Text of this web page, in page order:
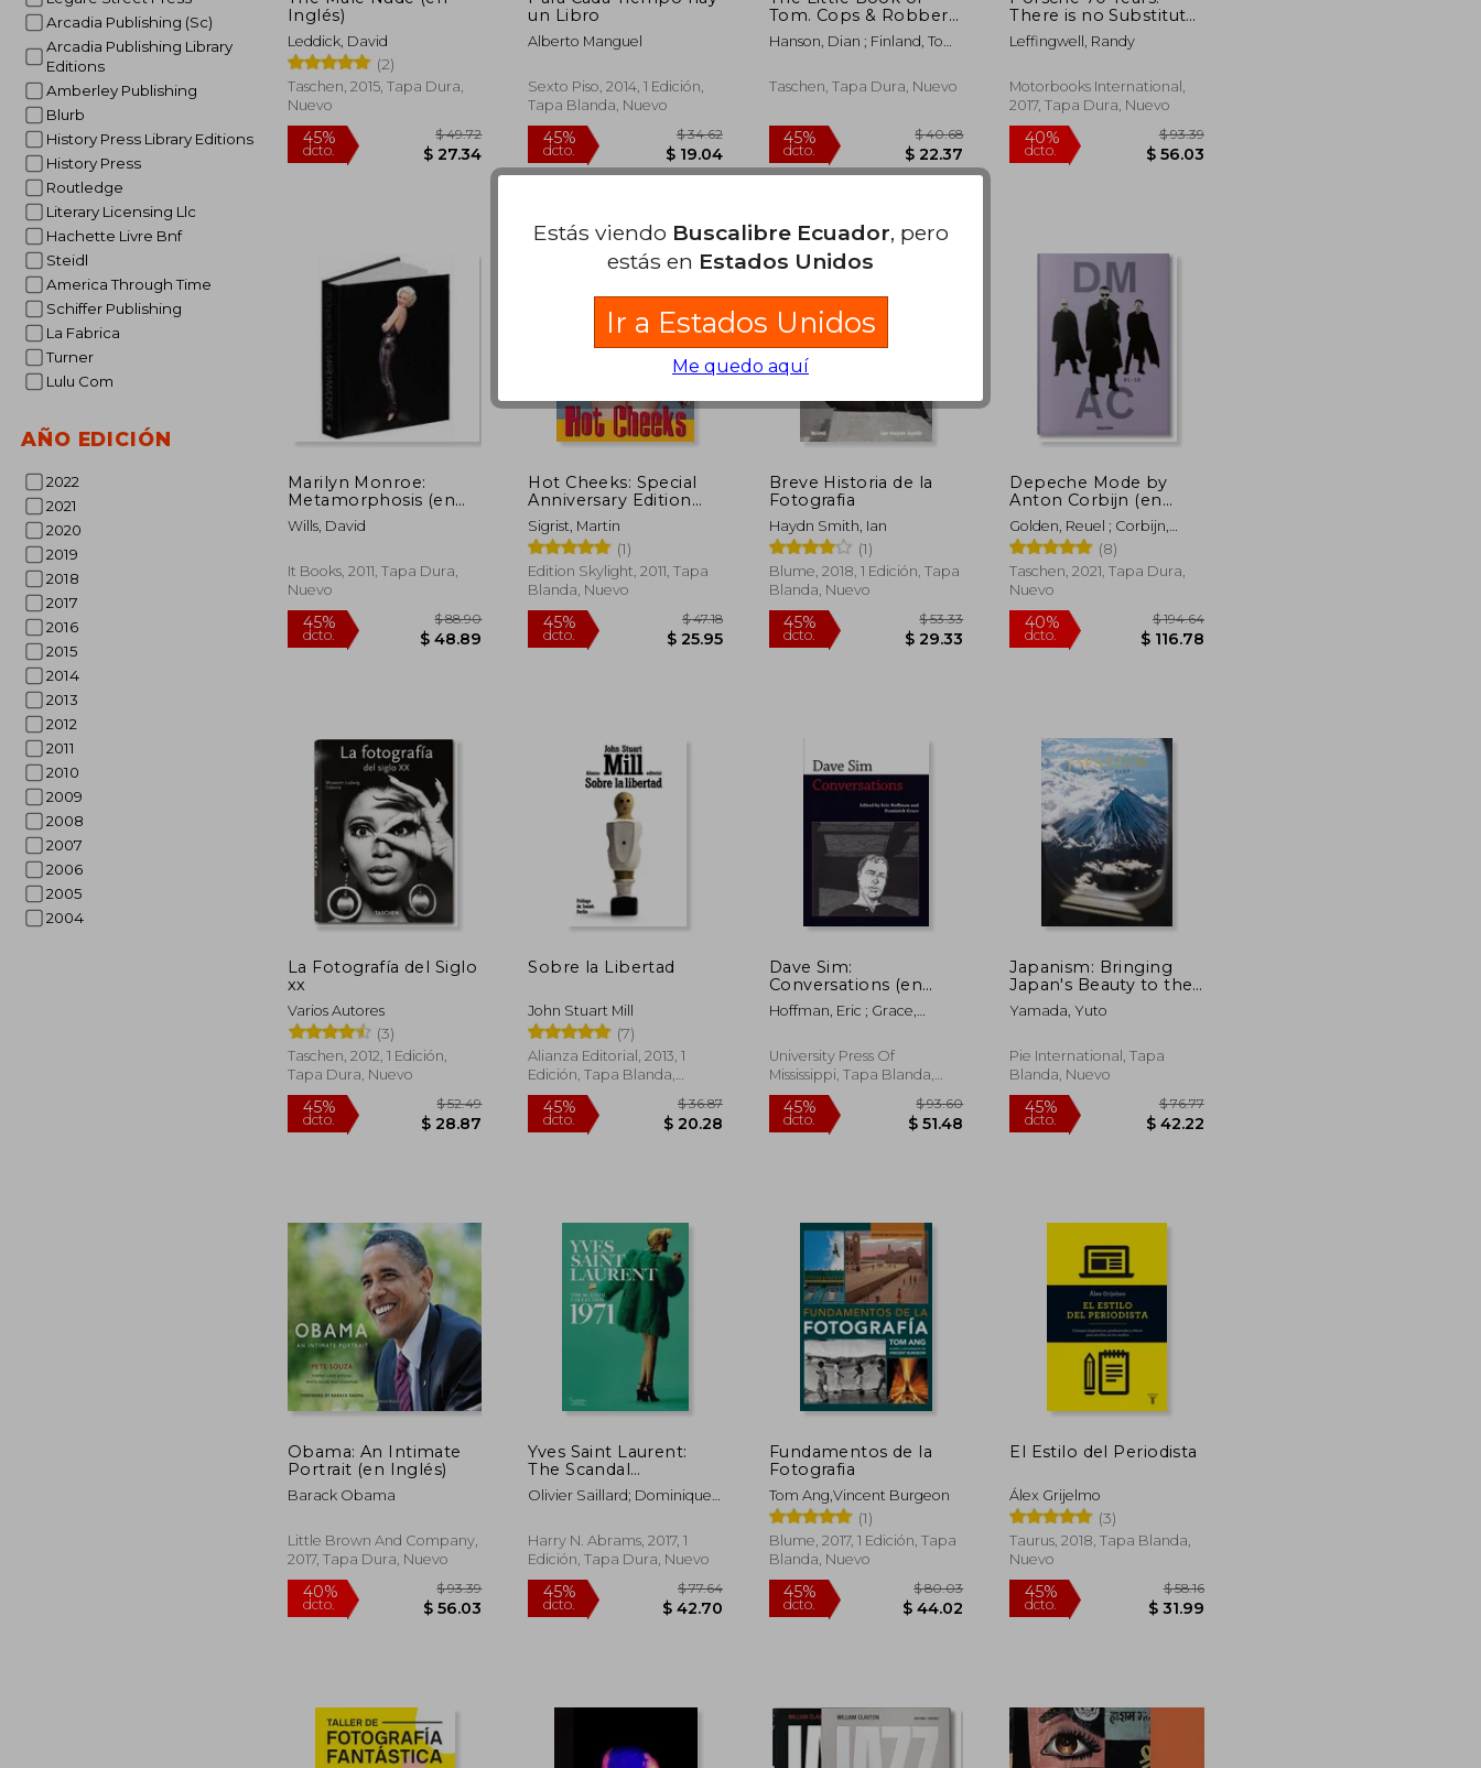
Arcadia Publishing (Sc)
Arcadia Publishing Library
Editions
Amberley Publishing
Blurb
History Press Library Editions
History Press
Routledge
Literary Licensing Llc
Hachette Livre Bnf
Steidl
America Through Time
Schiffer Publishing
La Fabrica
Turner
Lulu Com
AÑO EDICIÓN
2022
2021
2020
2019
2018
2017
2016
2015
2014
2013
2012
2011
2010
2009
2008
2007
2006
2005
2004
Inglés)
Leddick, David
(2)
Taschen, 2015, Tapa Dura,
Nuevo
$ 27.34
un Libro
Alberto Manguel
Sexto Piso, 2014, 1 Edición,
Tapa Blanda, Nuevo
dcto. $ 19.04
Tom. Cops & Robbers
(libro en Inglés
Francés Alemán) (en
Hanson, Dian ; Finland, Tom
Taschen, Tapa Dura, Nuevo
dcto.
There is no Substitute
(en Inglés)
Leffingwell, Randy
Motorbooks International,
2017, Tapa Dura, Nuevo
Marilyn Monroe:
Metamorphosis (en
Inglés)
Wills, David
It Books, 2011, Tapa Dura,
Nuevo
45%
Hot Cheeks: Special
Anniversary Edition
(en Inglés)
Sigrist, Martin
(1)
Edition Skylight, 2011, Tapa
Blanda, Nuevo
45%
Breve Historia de la
Fotografia
Haydn Smith, Ian
(1)
Blume, 2018, 1 Edición, Tapa
Blanda, Nuevo
45% $ 53.33
Depeche Mode by
Anton Corbijn (en
Inglés)
Golden, Reuel ; Corbijn,
Anton
(8)
Taschen, 2021, Tapa Dura,
Nuevo
40%
La Fotografía del Siglo
xx
Varios Autores
(3)
Taschen, 2012, 1 Edición,
Tapa Dura, Nuevo
45%
dcto.
$ 52.49
$ 28.87
Sobre la Libertad
John Stuart Mill
(7)
Alianza Editorial, 2013, 1
Edición, Tapa Blanda,
Nuevo
45%
dcto.
$ 36.87
$ 20.28
Dave Sim:
Conversations (en
Inglés)
Hoffman, Eric ; Grace,
University Press Of
Mississippi, Tapa Blanda,
Nuevo
dcto. $ 51.48
Japanism: Bringing
Japan's Beauty to the
World (en Inglés)
Yamada, Yuto
Pie International, Tapa
Blanda, Nuevo
Obama: An Intimate
Portrait (en Inglés)
Barack Obama
Little Brown And Company,
2017, Tapa Dura, Nuevo
Yves Saint Laurent:
The Scandal
Collection, 1971 (en
Inglés)
Olivier Saillard; Dominique
Harry N. Abrams, 2017, 1
Edición, Tapa Dura, Nuevo
Fundamentos de la
Fotografia
Tom Ang,Vincent Burgeon
(1)
Blume, 2017, 1 Edición, Tapa
Blanda, Nuevo
El Estilo del Periodista
Álex Grijelmo
(3)
Taurus, 2018, Tapa Blanda,
Nuevo
Estás viendo Buscalibre Ecuador, pero
estás en Estados Unidos
Ir a Estados Unidos
Me quedo aquí